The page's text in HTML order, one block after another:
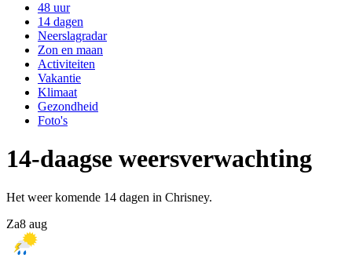
48 uur
14 dagen
Neerslagradar
Zon en maan
Activiteiten
Vakantie
Klimaat
Gezondheid
Foto's
14-daagse weersverwachting
Het weer komende 14 dagen in Chrisney.
Za8 aug